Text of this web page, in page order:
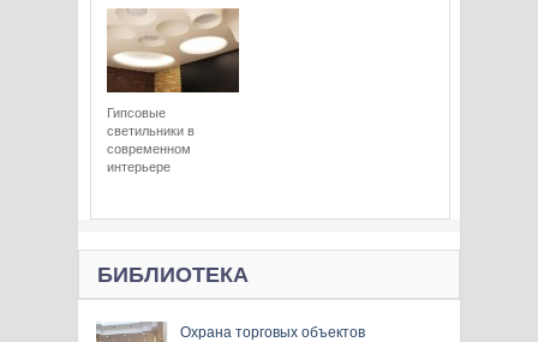
Гипсовые
светильники в
современном
интерьере
БИБЛИОТЕКА
Охрана торговых объектов